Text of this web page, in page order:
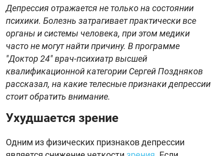
Депрессия отражается не только на состоянии
психики. Болезнь затрагивает практически все
органы и системы человека, при этом медики
часто не могут найти причину. В программе
"Доктор 24" врач-психиатр высшей
квалификационной категории Сергей Поздняков
рассказал, на какие телесные признаки депрессии
стоит обратить внимание.
Ухудшается зрение
Одним из физических признаков депрессии